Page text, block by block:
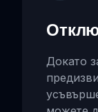
Докато